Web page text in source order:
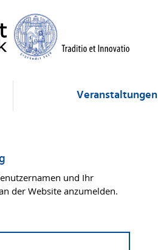
Veranstaltungen
und Ihr
der Website anzumelden.